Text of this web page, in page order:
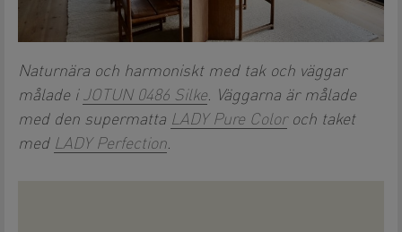
Naturnära och harmoniskt med tak och väggar
målade i JOTUN 0486 Silke. Väggarna är målade
med den supermatta LADY Pure Coloroch taket
med LADY Perfection.